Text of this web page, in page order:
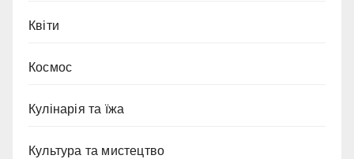
Квіти
Космос
Кулінарія та їжа
Культура та мистецтво